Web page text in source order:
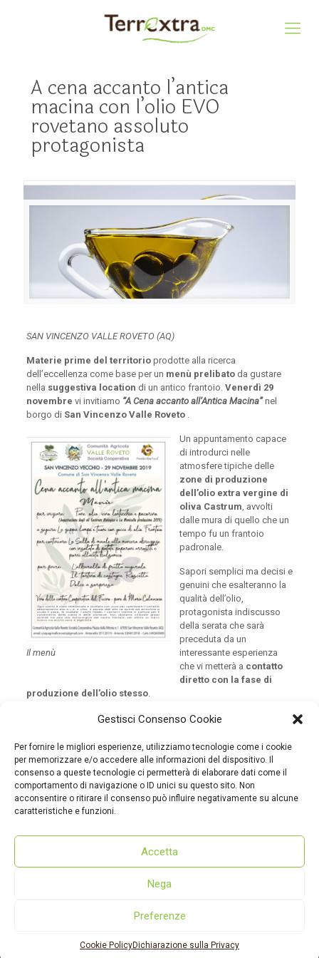
Gestisci Consenso Cookie
Per fornire le migliori esperienze, utilizziamo tecnologie come i cookie
per memorizzare e/o accedere alle informazioni del dispositivo. Il
consenso a queste tecnologie ci permetterà di elaborare dati come il
comportamento di navigazione o ID unici su questo sito. Non
acconsentire o ritirare il consenso può influire negativamente su alcune
caratteristiche e funzioni.
Accetta
Nega
Preferenze
Cookie PolicyDichiarazione sulla Privacy
A cena accanto l’antica
macina con l’olio EVO
rovetano assoluto
protagonista
SAN VINCENZO VALLE ROVETO (AQ)
Materie prime del territorioprodotte alla ricerca
dell’eccellenza come base per un menù prelibatoda gustare
nella suggestiva location di un antico frantoio. Venerdì 29
novembre vi invitiamo “A Cena accanto all’Antica Macina”nel
borgo di San Vincenzo Valle Roveto.
Il menù
Un appuntamento capace
di introdurci nelle
atmosfere tipiche delle
zone di produzione
dell’olio extra vergine di
oliva Castrum, avvolti
dalle mura di quello che un
tempo fu un frantoio
padronale.
Sapori semplici ma decisi e
genuini che esalteranno la
qualità dell’olio,
protagonista indiscusso
della serata che sarà
preceduta da un
interessante esperienza
che vi metterà a contatto
diretto con la fase di
produzione dell’olio stesso.
INFO E PRENOTAZIONI
coopagrivalleroveto@gmail.com
331120119
3284012918
3492669699
© 2022 - dmcmarsica.it